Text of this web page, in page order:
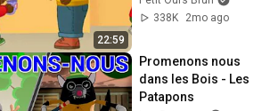
22:59
338K
2mo ago
Promenons nous
dans les Bois - Les
Patapons